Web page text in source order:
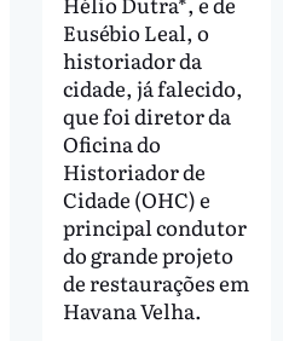
Eusébio Leal, o
historiador da
cidade, já falecido,
que foi diretor da
Oficina do
Historiador de
Cidade (OHC) e
principal condutor
do grande projeto
de restaurações em
Havana Velha.